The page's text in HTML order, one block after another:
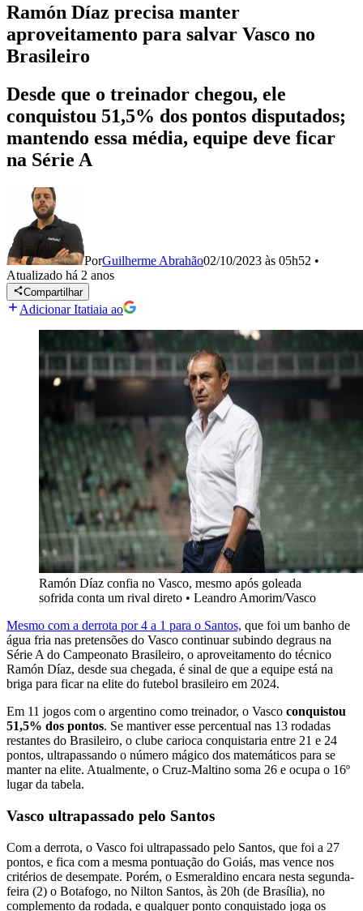
Ramón Díaz precisa manter
aproveitamento para salvar Vasco no
Brasileiro
Desde que o treinador chegou, ele
conquistou 51,5% dos pontos disputados;
mantendo essa média, equipe deve ficar
na Série A
PorGuilherme Abrahão02/10/2023 às 05h52 •
Atualizado há 2 anos
Compartilhar
Adicionar Itatiaia ao
Ramón Díaz confia no Vasco, mesmo após goleada
sofrida conta um rival direto • Leandro Amorim/Vasco
Mesmo com a derrota por 4 a 1 para o Santos, que foi um banho de
água fria nas pretensões do Vasco continuar subindo degraus na
Série A do Campeonato Brasileiro, o aproveitamento do técnico
Ramón Díaz, desde sua chegada, é sinal de que a equipe está na
briga para ficar na elite do futebol brasileiro em 2024.
Em 11 jogos com o argentino como treinador, o Vasco conquistou
51,5% dos pontos. Se mantiver esse percentual nas 13 rodadas
restantes do Brasileiro, o clube carioca conquistaria entre 21 e 24
pontos, ultrapassando o número mágico dos matemáticos para se
manter na elite. Atualmente, o Cruz-Maltino soma 26 e ocupa o 16º
lugar da tabela.
Vasco ultrapassado pelo Santos
Com a derrota, o Vasco foi ultrapassado pelo Santos, que foi a 27
pontos, e fica com a mesma pontuação do Goiás, mas vence nos
critérios de desempate. Porém, o Esmeraldino encara nesta segunda-
feira (2) o Botafogo, no Nilton Santos, às 20h (de Brasília), no
complemento da rodada, e qualquer ponto conquistado joga os